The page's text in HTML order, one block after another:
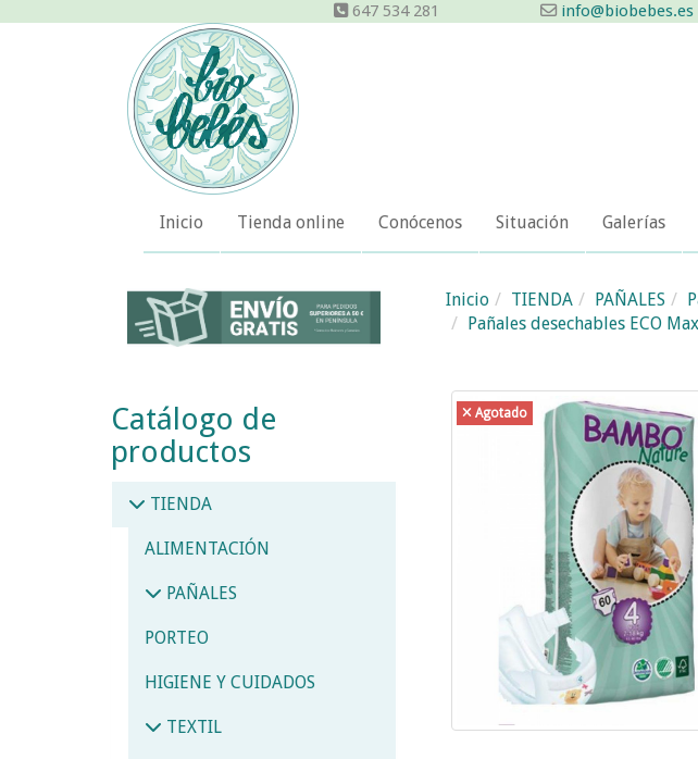
647 534 281 info@biobebes.es
Inicio Tienda online Conócenos Situación Galerías
Inicio TIENDA PAÑALES
Pañales desechables ECO
Agotado
Catálogo de
productos
TIENDA
ALIMENTACIÓN
PAÑALES
PORTEO
HIGIENE Y CUIDADOS
TEXTIL